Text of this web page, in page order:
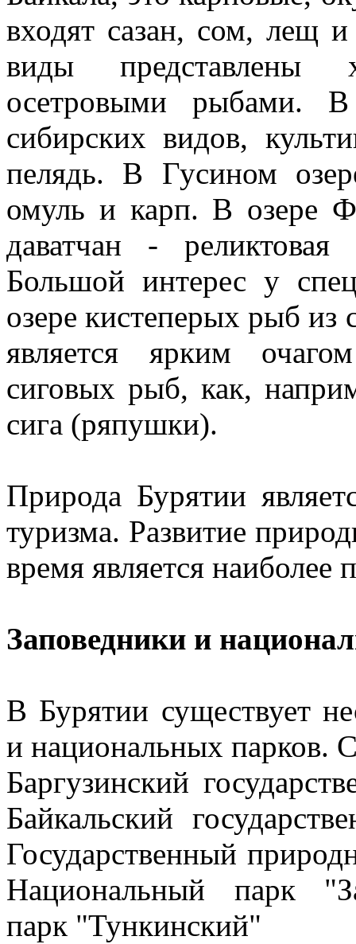
входят сазан, сом, лещ и
виды представлены
осетровыми рыбами. В
сибирских видов,
пелядь. В Гусином
омуль и карп. В озере
даватчан -
Большой интерес у
озере кистеперых рыб из
является ярким
сиговых рыб, как,
сига (ряпушки).
Природа Бурятии
туризма. Развитие
время является наиболее
Заповедники и
В Бурятии существует
и национальных парков.
Баргузинский
Байкальский
Государственный
Национальный парк
парк "Тункинский"